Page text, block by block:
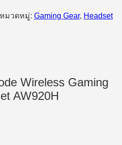
หมวดหมู่: Gaming Gear, Headset
Wireless Gaming
AW920H